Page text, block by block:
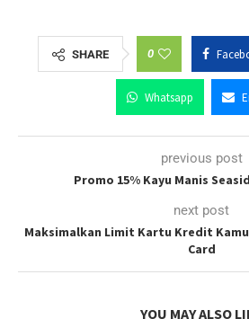
SHARE 0
Whatsapp
previous post
Promo 15% Kayu Manis
next post
Maksimalkan Limit Kartu Kredit
Card
YOU MAY ALSO